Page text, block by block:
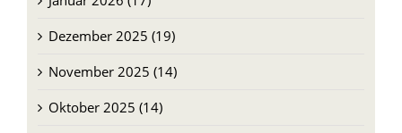
Dezember 2025 (19)
November 2025 (14)
Oktober 2025 (14)